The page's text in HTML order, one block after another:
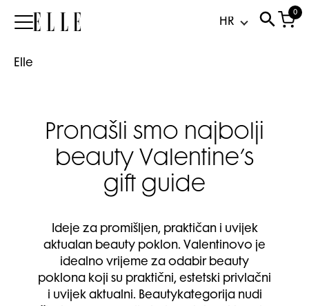
Elle
0
Elle
Pronašli smo najbolji
beauty Valentine’s
gift guide
Ideje za promišljen, praktičan i uvijek
aktualan beauty poklon. Valentinovo je
idealno vrijeme za odabir beauty
poklona koji su praktični, estetski privlačni
i uvijek aktualni. Beautykategorija nudi